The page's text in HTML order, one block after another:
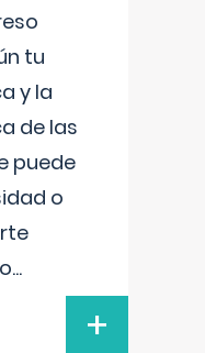
tu
y la
de las
puede
o
...
+